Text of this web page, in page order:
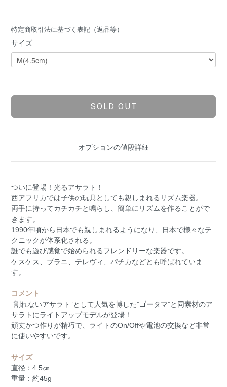
特定商取引法に基づく表記（返品等）
サイズ
SOLD OUT
オプションの値段詳細
ついに登場！光るアサラト！
西アフリカでは子供の玩具としても親しまれるリズム楽器。
両手に持ってカチカチと鳴らし、簡単にリズムを作ることがで
きます。
1990年頃から日本でも親しまれるようになり、日本で様々なテ
クニックが体系化される。
誰でも遊び感覚で始められるフレンドリーな楽器です。
ケスケス、ブラニ、テレヴィ、パチカなどとも呼ばれていま
す。
コメント
”割れないアサラト”として人気を博した”ゴータマ”と同素材のア
サラトにライトアップモデルが登場！
頑丈かつ作りが精巧で、ライトのOn/Offや電池の交換など非常
に使いやすいです。
サイズ
直径：4.5㎝
重量：約45g